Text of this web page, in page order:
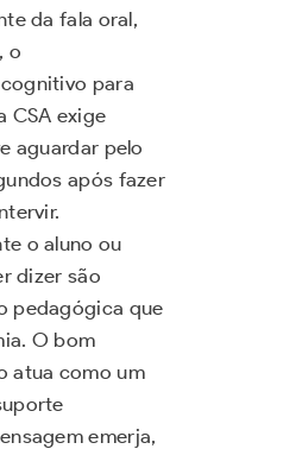
da fala oral,
o
para
CSA exige
aguardar pelo
após fazer
o aluno ou
dizer são
pedagógica que
O bom
atua como um
emerja,